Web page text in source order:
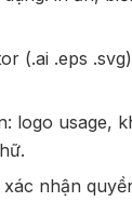
(.ai .eps
logo usage,
xác nhận